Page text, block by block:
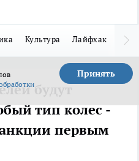
Культура Лайфхак
Принять
будут
тип колес -
первым